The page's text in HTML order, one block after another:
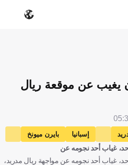
يغيب عن موقعة ريال
إسبانيا
بايرن ميونخ
البرتغال كرة قدم
غياب أحد نجومه عن
غياب أحد نجومه عن مواجهة ريال مدريد،